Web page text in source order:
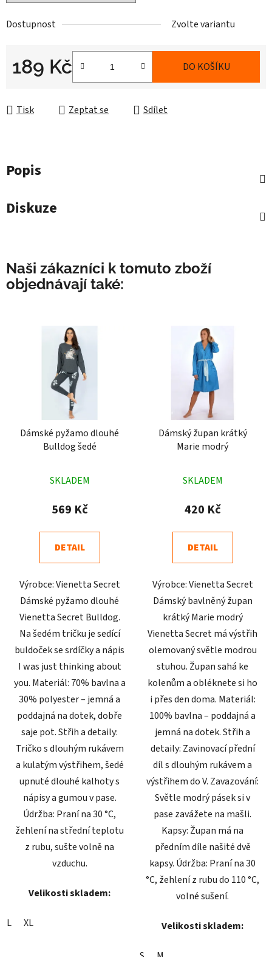
Dostupnost Zvolte variantu
189 Kč DO KOŠÍKU
Tisk Zeptat se Sdílet
Popis
Diskuze
Naši zákazníci k tomuto zboží
objednávají také:
Dámské pyžamo dlouhé
Bulldog šedé
hodnocení
produktu
4,9
z
hvězdiček.
SKLADEM
569 Kč
DETAIL
Výrobce: Vienetta Secret
Dámské pyžamo dlouhé
Vienetta Secret Bulldog.
Na šedém tričku je sedící
buldoček se srdíčky a nápis
I was just thinking about
you. Materiál: 70% bavlna a
30% polyester – jemná a
poddajná na dotek, dobře
saje pot. Střih a detaily:
Tričko s dlouhým rukávem
a kulatým výstřihem, šedé
upnuté dlouhé kalhoty s
nápisy a gumou v pase.
Údržba: Praní na 30 °C,
žehlení na střední teplotu
z rubu, sušte volně na
vzduchu.
Velikosti skladem:
L XL
Dámský župan krátký
Marie modrý
hodnocení
produktu
4,6
z
hvězdiček.
SKLADEM
420 Kč
DETAIL
Výrobce: Vienetta Secret
Dámský bavlněný župan
krátký Marie modrý
Vienetta Secret má výstřih
olemovaný světle modrou
stuhou. Župan sahá ke
kolenům a obléknete si ho
i přes den doma. Materiál:
100% bavlna – poddajná a
jemná na dotek. Střih a
detaily: Zavinovací přední
díl s dlouhým rukávem a
výstřihem do V. Zavazování:
Světle modrý pásek si v
pase zavážete na mašli.
Kapsy: Župan má na
předním díle našité dvě
kapsy. Údržba: Praní na 30
°C, žehlení z rubu do 110 °C,
volné sušení.
Velikosti skladem: